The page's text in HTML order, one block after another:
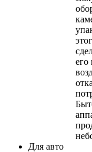
его
Для авто